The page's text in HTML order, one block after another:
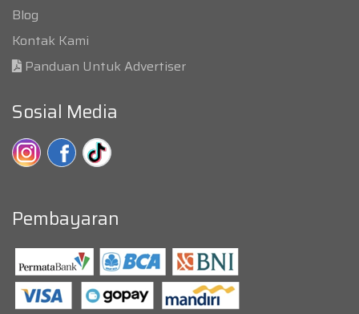
Blog
Kontak Kami
Panduan Untuk Advertiser
Sosial Media
Pembayaran